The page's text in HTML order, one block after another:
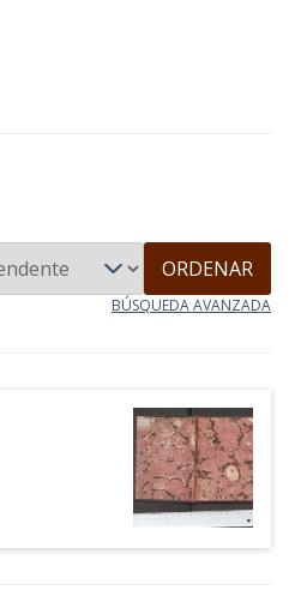
ORDENAR
BÚSQUEDA AVANZADA